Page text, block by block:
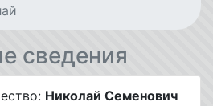
сведения
Николай Семенович